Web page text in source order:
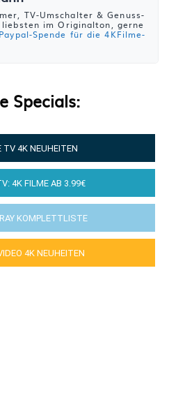
TV-Umschalter & Genuss-
liebsten im Originalton, gerne
Paypal-Spende für die 4KFilme-
Specials:
TV 4K NEUHEITEN
4K FILME AB 3.99€
KOMPLETTLISTE
4K NEUHEITEN